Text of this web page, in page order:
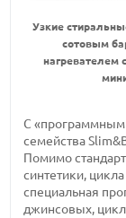
Узкие
сотовым
нагревателем
С «программным
семейства
Помимо
синтетики,
специальная
джинсовых,